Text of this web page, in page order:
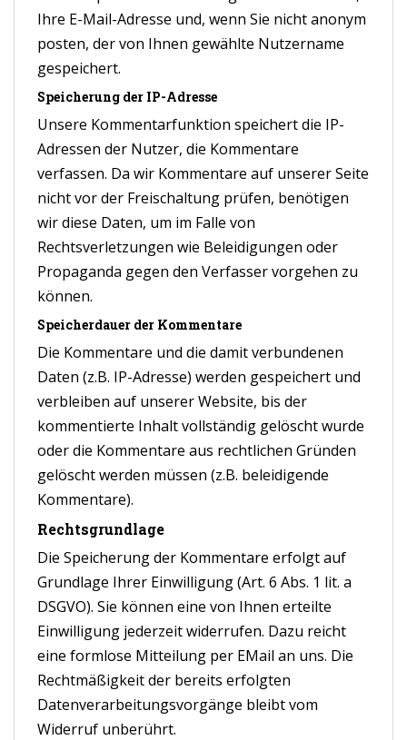
Ihre E-Mail-Adresse und, wenn Sie nicht anonym
posten, der von Ihnen gewählte Nutzername
gespeichert.
Speicherung der IP-Adresse
Unsere Kommentarfunktion speichert die IP-
Adressen der Nutzer, die Kommentare
verfassen. Da wir Kommentare auf unserer Seite
nicht vor der Freischaltung prüfen, benötigen
wir diese Daten, um im Falle von
Rechtsverletzungen wie Beleidigungen oder
Propaganda gegen den Verfasser vorgehen zu
können.
Speicherdauer der Kommentare
Die Kommentare und die damit verbundenen
Daten (z.B. IP-Adresse) werden gespeichert und
verbleiben auf unserer Website, bis der
kommentierte Inhalt vollständig gelöscht wurde
oder die Kommentare aus rechtlichen Gründen
gelöscht werden müssen (z.B. beleidigende
Kommentare).
Rechtsgrundlage
Die Speicherung der Kommentare erfolgt auf
Grundlage Ihrer Einwilligung (Art. 6 Abs. 1 lit. a
DSGVO). Sie können eine von Ihnen erteilte
Einwilligung jederzeit widerrufen. Dazu reicht
eine formlose Mitteilung per EMail an uns. Die
Rechtmäßigkeit der bereits erfolgten
Datenverarbeitungsvorgänge bleibt vom
Widerruf unberührt.